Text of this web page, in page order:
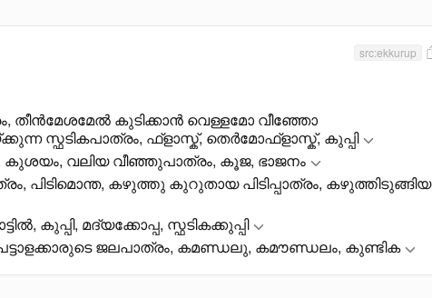
src:ekkurup
തീൻമേശമേൽ കുടിക്കാൻ വെള്ളമോ വീഞ്ഞോ
സ്ഫടികപാത്രം, ഫ്ളാസ്ക്, തെർമോഫ്ളാസ്ക്, കുപ്പി
കുശയം, വലിയ വീഞ്ഞുപാത്രം, കൂജ, ഭാജനം
പിടിമൊന്ത, കഴുത്തു കുറുതായ പിടിപ്പാത്രം, കഴുത്തിടുങ്ങിയ
കുപ്പി, മദ്യക്കോപ്പ, സ്ഫടികക്കുപ്പി
ജലപാത്രം, കമണ്ഡലു, കമൗണ്ഡലം, കുണ്ടിക